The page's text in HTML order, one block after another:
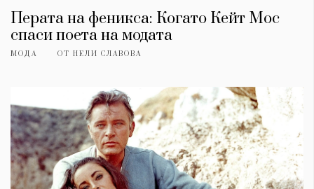
Перата на феникса: Когато Кейт Мос
спаси поета на модата
МОДА ОТ НЕЛИ СЛАВОВА